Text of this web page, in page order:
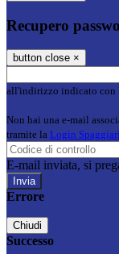
Recupero
button close ×
all'indirizzo indicato con
Non hai una e-mail
tramite la Login Spaggiari
E-mail inviata, si
Errore
Chiudi
Successo